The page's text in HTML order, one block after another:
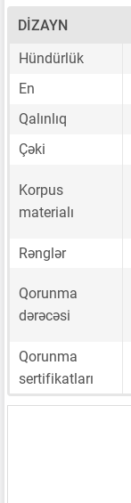
DIZAYN
Hündürlük
En
Qalınlıq
Çəki
Korpus
materialı
Rənglər
Qorunma
dərəcəsi
Qorunma
sertifikatları